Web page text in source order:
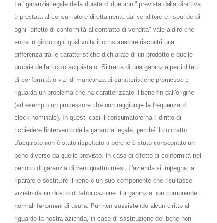
La "garanzia legale della durata di due anni" prevista dalla direttiva
è prestata al consumatore direttamente dal venditore e risponde di
ogni "difetto di conformità al contratto di vendita" vale a dire che
entra in gioco ogni qual volta il consumatore riscontri una
differenza tra le caratteristiche dichiarate di un prodotto e quelle
proprie dell'articolo acquistato. Si tratta di una garanzia per i difetti
di conformità o vizi di mancanza di caratteristiche promesse e
riguarda un problema che ha caratterizzato il bene fin dall'origine
(ad esempio un processore che non raggiunge la frequenza di
clock nominale). In questi casi il consumatore ha il diritto di
richiedere l'intervento della garanzia legale, perché il contratto
d'acquisto non è stato rispettato o perché è stato consegnato un
bene diverso da quello previsto. In caso di difetto di conformità nel
periodo di garanzia di ventiquattro mesi, L'azienda si impegna, a
riparare o sostituire il bene o un suo componente che risultasse
viziato da un difetto di fabbricazione. La garanzia non comprende i
normali fenomeni di usura. Pur non sussistendo alcun diritto al
riguardo la nostra azienda, in caso di sostituzione del bene non